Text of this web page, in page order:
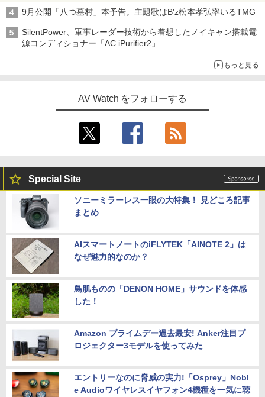
9月公開「八つ墓村」本予告。主題歌はB'z松本孝弘率いるTMG
SilentPower、軍事レーダー技術から着想したノイキャン搭載電
源コンディショナー「AC iPurifier2」
もっと見る
AV Watch をフォローする
Special Site
ソニーミラーレス一眼の大特集！ 見どころ記事
まとめ
AIスマートノートのiFLYTEK「AINOTE 2」は
なぜ魅力的なのか？
鳥肌ものの「DENON HOME」サウンドを体感
した！
Amazon プライムデー過去最安! Anker注目プ
ロジェクター3モデルを使ってみた
エントリーなのに脅威の実力!「Osprey」Nobl
e Audioワイヤレスイヤフォン4機種を一気に聴